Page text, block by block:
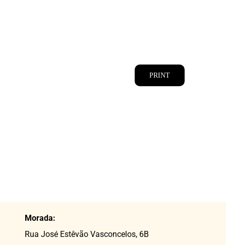
PRINT
Morada:
Rua José Estêvão Vasconcelos, 6B